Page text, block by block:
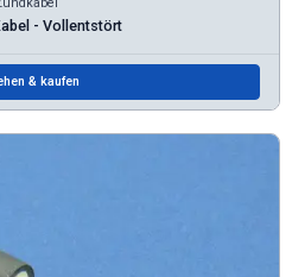
- Vollentstört
& kaufen